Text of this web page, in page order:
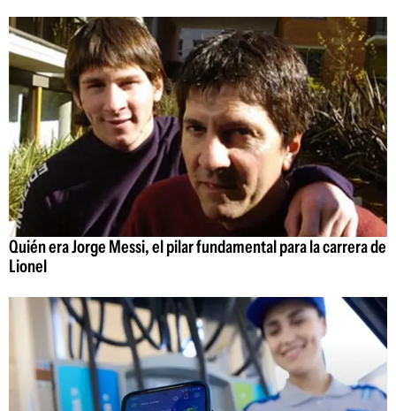
Quién era Jorge Messi, el pilar fundamental para la carrera de
Lionel